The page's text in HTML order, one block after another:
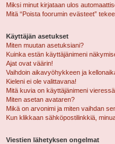
Miksi minut kirjataan ulos
Mitä “Poista foorumin evästeet”
Käyttäjän asetukset
Miten muutan asetuksiani?
Kuinka estän käyttäjänimeni
Ajat ovat väärin!
Vaihdoin aikavyöhykkeen ja
Kieleni ei ole valittavana!
Mitä kuvia on käyttäjänimeni
Miten asetan avataren?
Mikä on arvonimi ja miten vaihdan
Kun klikkaan sähköpostilinkkiä,
Viestien lähetyksen ongelmat